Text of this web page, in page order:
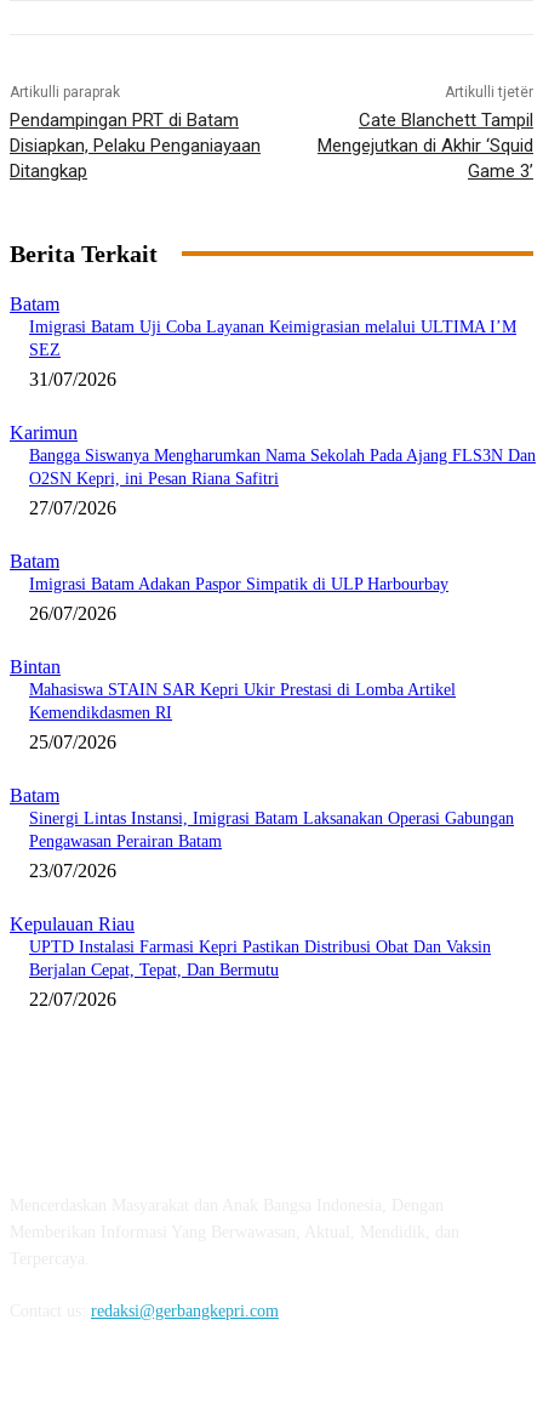
Artikulli paraprak
Pendampingan PRT di Batam
Disiapkan, Pelaku Penganiayaan
Ditangkap
Artikulli tjetër
Cate Blanchett Tampil
Mengejutkan di Akhir ‘Squid
Game 3’
Berita Terkait
Batam
Imigrasi Batam Uji Coba Layanan Keimigrasian melalui ULTIMA I’M
SEZ
31/07/2026
Karimun
Bangga Siswanya Mengharumkan Nama Sekolah Pada Ajang FLS3N Dan
O2SN Kepri, ini Pesan Riana Safitri
27/07/2026
Batam
Imigrasi Batam Adakan Paspor Simpatik di ULP Harbourbay
26/07/2026
Bintan
Mahasiswa STAIN SAR Kepri Ukir Prestasi di Lomba Artikel
Kemendikdasmen RI
25/07/2026
Batam
Sinergi Lintas Instansi, Imigrasi Batam Laksanakan Operasi Gabungan
Pengawasan Perairan Batam
23/07/2026
Kepulauan Riau
UPTD Instalasi Farmasi Kepri Pastikan Distribusi Obat Dan Vaksin
Berjalan Cepat, Tepat, Dan Bermutu
22/07/2026
redaksi@gerbangkepri.com